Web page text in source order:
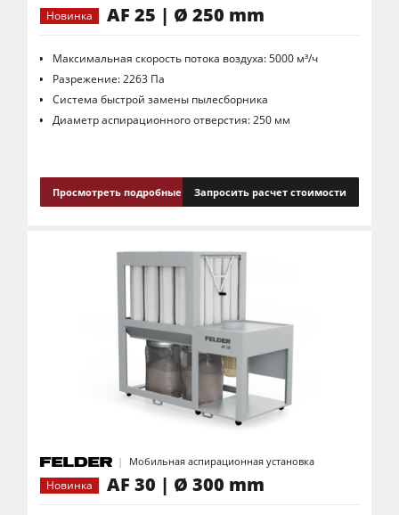
Новинка
AF 25 | Ø 250 mm
Максимальная скорость потока воздуха: 5000 м³/ч
Разрежение: 2263 Па
Система быстрой замены пылесборника
Диаметр аспирационного отверстия: 250 мм
Просмотреть подробные сведенияЗапросить расчет стоимости
Мобильная аспирационная установка
Новинка
AF 30 | Ø 300 mm